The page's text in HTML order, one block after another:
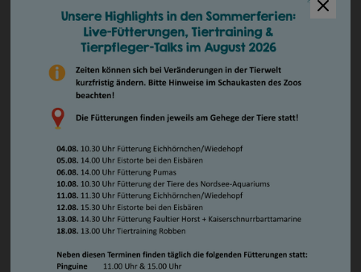
Brandgans
Magellan-Dampfschiffente
Eiderente
Humboldtpinguin
Kea
Kormoran
Schneeeule
Wiedehopf
Zwergsäger
Serama-Zwerghühner
Kriechtiere
Europäische Sumpfschildkröte
Himmelblauer Zwergtaggecko
Königspython
Übergangsgebiete sind durch Gezeiten (Ebbe/Flut) und
starker Sedimentation geprägt und bilden ökologisch
enorm wertvolle Lebensräume.“
Barfuß und als Wattdetektive unterwegs, erkunden die
Schulkassen den Wattboden, entdecken Spuren, Tiere,
Pflanzen und den Einfluss des Menschen. Dank der
Unterstützung der Bädergesellschaft Bremerhaven
können die Schüler:innen Proben im Watt am Weser-
Strandbad entnehmen, das nur wenige Schritte vom Zoo
entfernt ist. „Ich möchte dem Zoo am Meer und dem
Weser-Strandbad als außerschulische Lernorte mit dem
Fokus Umweltbildung dafür danken, dass Schülerinnen
und Schülern das vor der Haustür gelegene Watt und
seine Bewohner hautnah erleben können und dabei
professionell begleitet werden“, betont Schuldezernent